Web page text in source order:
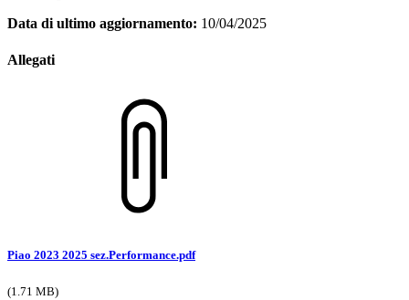
Data di ultimo aggiornamento: 10/04/2025
Allegati
Piao 2023 2025 sez.Performance.pdf
(1.71 MB)